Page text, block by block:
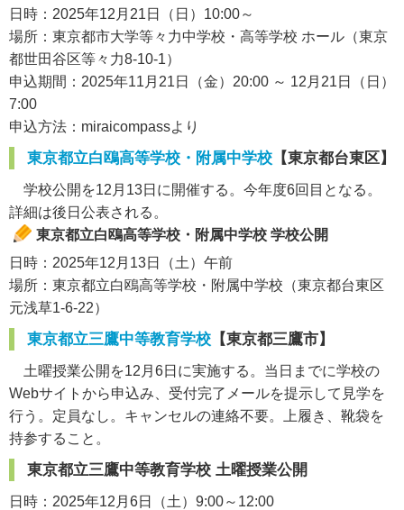
日時：2025年12月21日（日）10:00～
場所：東京都市大学等々力中学校・高等学校 ホール（東京
都世田谷区等々力8-10-1）
申込期間：2025年11月21日（金）20:00 ～ 12月21日（日）
7:00
申込方法：miraicompassより
東京都立白鴎高等学校・附属中学校 【東京都台東区】
学校公開を12月13日に開催する。今年度6回目となる。
詳細は後日公表される。
東京都立白鴎高等学校・附属中学校 学校公開
日時：2025年12月13日（土）午前
場所：東京都立白鴎高等学校・附属中学校（東京都台東区
元浅草1-6-22）
東京都立三鷹中等教育学校 【東京都三鷹市】
土曜授業公開を12月6日に実施する。当日までに学校の
Webサイトから申込み、受付完了メールを提示して見学を
行う。定員なし。キャンセルの連絡不要。上履き、靴袋を
持参すること。
東京都立三鷹中等教育学校 土曜授業公開
日時：2025年12月6日（土）9:00～12:00